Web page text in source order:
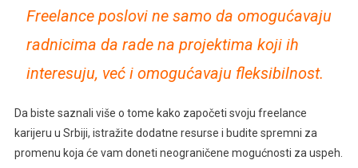
Freelance poslovi ne samo da omogućavaju
radnicima da rade na projektima koji ih
interesuju, već i omogućavaju fleksibilnost.
Da biste saznali više o tome kako započeti svoju freelance
karijeru u Srbiji, istražite dodatne resurse i budite spremni za
promenu koja će vam doneti neograničene mogućnosti za uspeh.